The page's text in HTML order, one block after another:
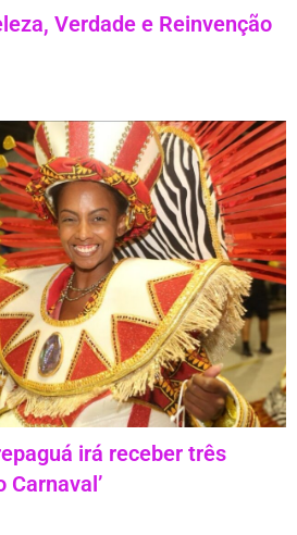
Verdade e Reinvenção
irá receber três
Carnaval’